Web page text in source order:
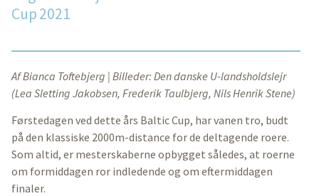
Cup 2021
Af Bianca Toftebjerg | Billeder: Den danske U-landsholdslejr
(Lea Sletting Jakobsen, Frederik Taulbjerg, Nils Henrik Stene)
Førstedagen ved dette års Baltic Cup, har vanen tro, budt
på den klassiske 2000m-distance for de deltagende roere.
Som altid, er mesterskaberne opbygget således, at roerne
om formiddagen ror indledende og om eftermiddagen
finaler.